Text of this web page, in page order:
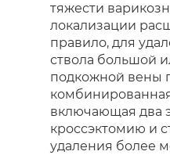
тяжести
локализации
правило, для
ствола большой
подкожной вены
включающая два
кроссэктомию и
удаления более